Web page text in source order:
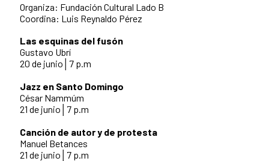
Organiza: Fundación Cultural Lado B
Coordina: Luis Reynaldo Pérez
Las esquinas del fusón
Gustavo Ubrí
20 de junio│7 p.m
Jazz en Santo Domingo
César Nammúm
21 de junio│7 p.m
Canción de autor y de protesta
Manuel Betances
21 de junio│7 p.m